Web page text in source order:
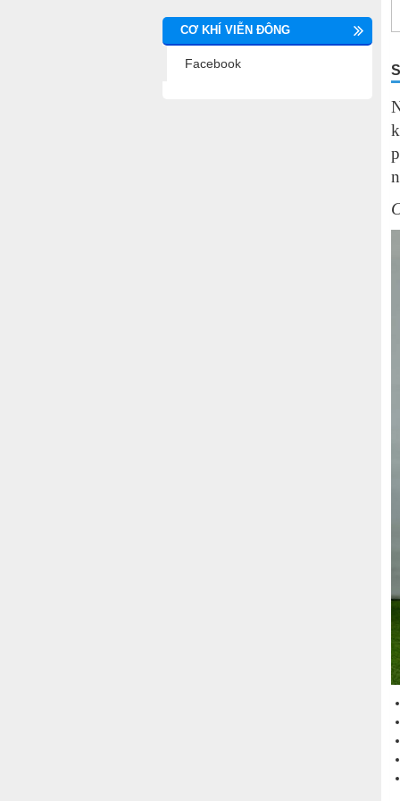
CƠ KHÍ VIỄN ĐÔNG
Facebook